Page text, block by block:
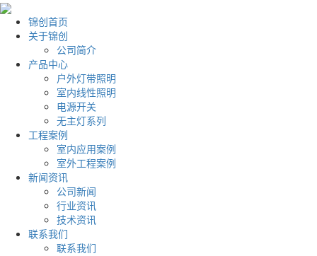
锦创首页
关于锦创
公司简介
产品中心
户外灯带照明
室内线性照明
电源开关
无主灯系列
工程案例
室内应用案例
室外工程案例
新闻资讯
公司新闻
行业资讯
技术资讯
联系我们
联系我们